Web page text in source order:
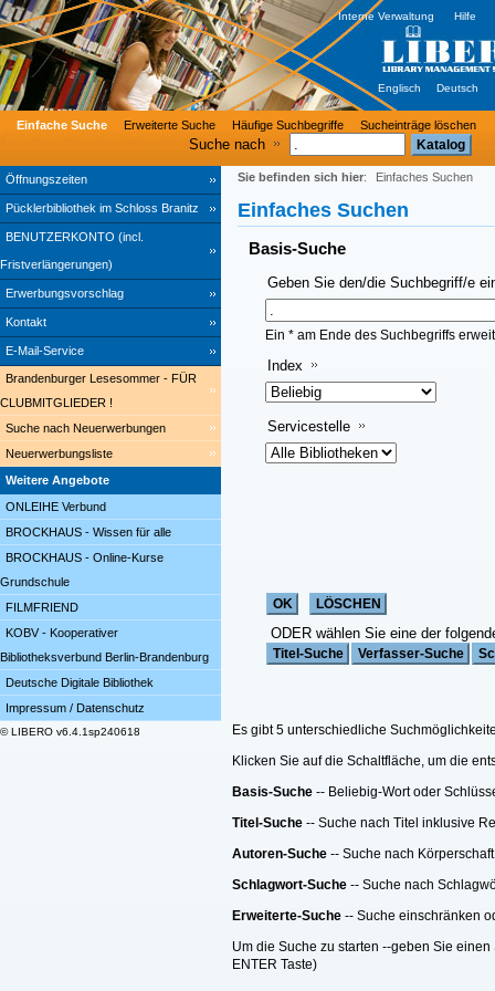
Öffnungszeiten
Pücklerbibliothek im Schloss Branitz
BENUTZERKONTO (incl.
Fristverlängerungen)
Erwerbungsvorschlag
Kontakt
E-Mail-Service
Einfache Suche Erweiterte Suche Häufige Suchbegriffe Sucheinträge löschen
Interne Verwaltung Hilfe
Englisch Deutsch
Brandenburger Lesesommer - FÜR
CLUBMITGLIEDER !
Suche nach Neuerwerbungen
Neuerwerbungsliste
Weitere Angebote
ONLEIHE Verbund
BROCKHAUS - Wissen für alle
BROCKHAUS - Online-Kurse
Grundschule
FILMFRIEND
KOBV - Kooperativer
Bibliotheksverbund Berlin-Brandenburg
Deutsche Digitale Bibliothek
Impressum / Datenschutz
© LIBERO v6.4.1sp240618
Sie befinden sich hier: Einfaches Suchen
Einfaches Suchen
Basis-Suche
Servicestelle
Geben Sie den/die Suchbegriff/e
Index
Ein * am Ende des Suchbegriffs
ODER wählen Sie eine der
Es gibt 5 unterschiedliche
Klicken Sie auf die Schaltfläche, um die
Basis-Suche -- Beliebig-Wort oder
Titel-Suche -- Suche nach Titel inklusive
Autoren-Suche -- Suche nach
Schlagwort-Suche -- Suche nach
Erweiterte-Suche -- Suche einschränken
Um die Suche zu starten --geben Sie
ENTER Taste)
Suche nach